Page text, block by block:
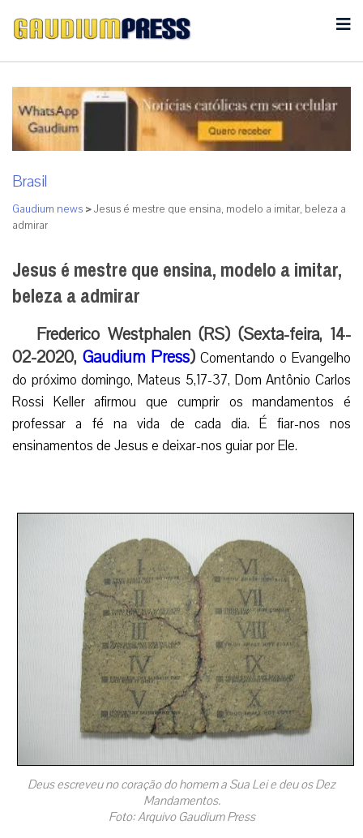
Brasil
Gaudium news >Jesus é mestre que ensina, modelo a imitar, beleza a
admirar
Jesus é mestre que ensina, modelo a imitar,
beleza a admirar
Frederico Westphalen (RS) (Sexta-feira, 14-
02-2020, Gaudium Press) Comentando o Evangelho
do próximo domingo, Mateus 5,17-37, Dom Antônio Carlos
Rossi Keller afirmou que cumprir os mandamentos é
professar a fé na vida de cada dia. É fiar-nos nos
ensinamentos de Jesus e deixar-nos guiar por Ele.
Deus escreveu no coração do homem a Sua Lei e deu os Dez
Mandamentos.
Foto: Arquivo Gaudium Press